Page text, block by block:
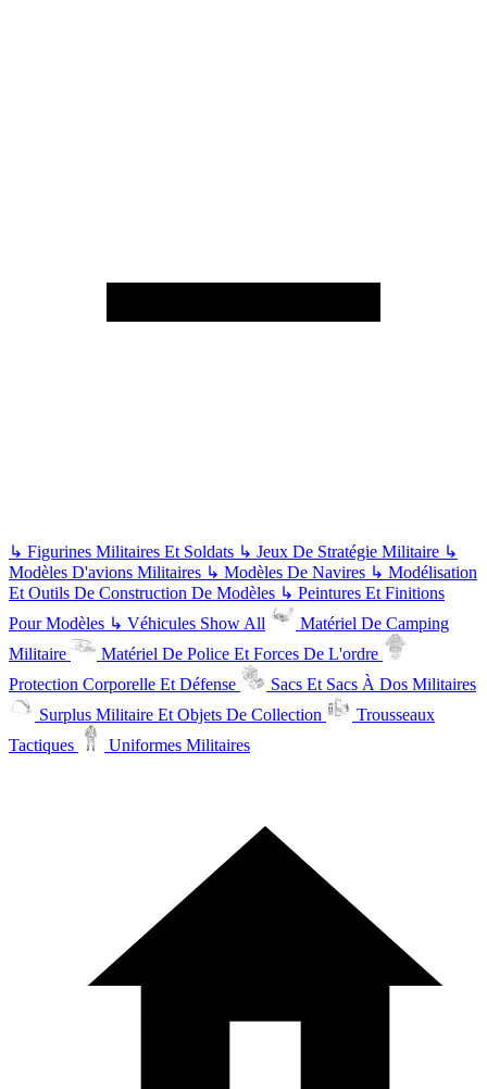
↳ Figurines Militaires Et Soldats ↳ Jeux De Stratégie Militaire ↳
Modèles D'avions Militaires ↳ Modèles De Navires ↳ Modélisation
Et Outils De Construction De Modèles ↳ Peintures Et Finitions
Pour Modèles ↳ Véhicules Show All
Matériel De Camping
Militaire
Matériel De Police Et Forces De L'ordre
Protection Corporelle Et Défense
Sacs Et Sacs À Dos Militaires
Surplus Militaire Et Objets De Collection
Trousseaux
Tactiques
Uniformes Militaires